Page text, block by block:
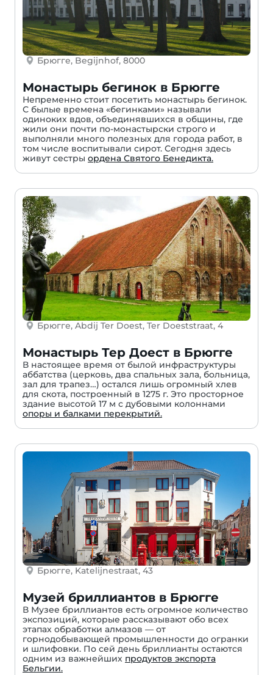
Брюгге, Begijnhof, 8000
Монастырь бегинок в Брюгге
Непременно стоит посетить монастырь бегинок.
С былые времена «бегинками» называли
одиноких вдов, объединявшихся в общины, где
жили они почти по-монастырски строго и
выполняли много полезных для города работ, в
том числе воспитывали сирот. Сегодня здесь
живут сестры ордена Святого Бенедикта.
Брюгге, Abdij Ter Doest, Ter Doeststraat, 4
Монастырь Тер Доест в Брюгге
В настоящее время от былой инфраструктуры
аббатства (церковь, два спальных зала, больница,
зал для трапез…) остался лишь огромный хлев
для скота, построенный в 1275 г. Это просторное
здание высотой 17 м с дубовыми колоннами
опоры и балками перекрытий.
Брюгге, Katelijnestraat, 43
Музей бриллиантов в Брюгге
В Музее бриллиантов есть огромное количество
экспозиций, которые рассказывают обо всех
этапах обработки алмазов — от
горнодобывающей промышленности до огранки
и шлифовки. По сей день бриллианты остаются
одним из важнейших продуктов экспорта
Бельгии.